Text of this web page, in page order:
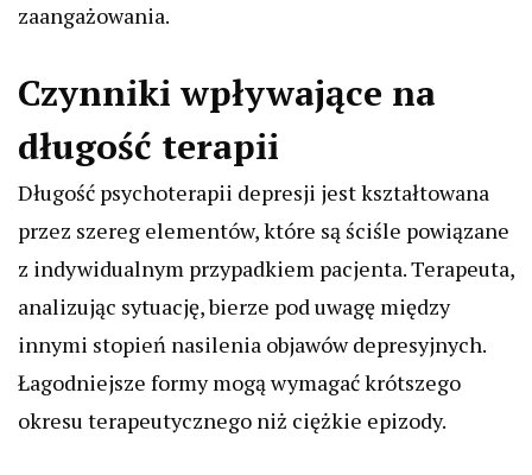
zaangażowania.
Czynniki wpływające na
długość terapii
Długość psychoterapii depresji jest kształtowana
przez szereg elementów, które są ściśle powiązane
z indywidualnym przypadkiem pacjenta. Terapeuta,
analizując sytuację, bierze pod uwagę między
innymi stopień nasilenia objawów depresyjnych.
Łagodniejsze formy mogą wymagać krótszego
okresu terapeutycznego niż ciężkie epizody.